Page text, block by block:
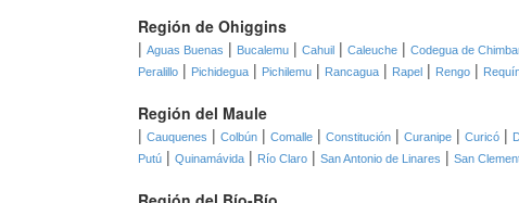
Región de Ohiggins
| Aguas Buenas | Bucalemu | Cahuil | Caleuche | Codegua de
Peralillo | Pichidegua | Pichilemu | Rancagua | Rapel | Rengo |
Región del Maule
| Cauquenes | Colbún | Comalle | Constitución | Curanipe | Curicó |
Putú | Quinamávida | Río Claro | San Antonio de Linares | San